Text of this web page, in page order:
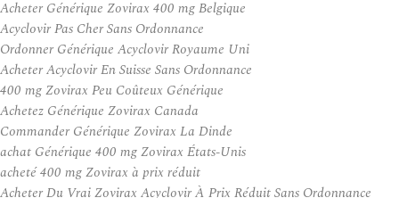
Acheter Générique Zovirax 400 mg Belgique
Acyclovir Pas Cher Sans Ordonnance
Ordonner Générique Acyclovir Royaume Uni
Acheter Acyclovir En Suisse Sans Ordonnance
400 mg Zovirax Peu Coûteux Générique
Achetez Générique Zovirax Canada
Commander Générique Zovirax La Dinde
achat Générique 400 mg Zovirax États-Unis
acheté 400 mg Zovirax à prix réduit
Acheter Du Vrai Zovirax Acyclovir À Prix Réduit Sans Ordonnance